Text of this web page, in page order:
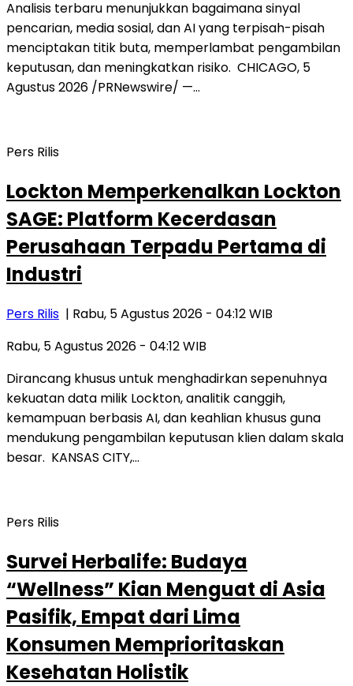
Analisis terbaru menunjukkan bagaimana sinyal
pencarian, media sosial, dan AI yang terpisah-pisah
menciptakan titik buta, memperlambat pengambilan
keputusan, dan meningkatkan risiko. CHICAGO, 5
Agustus 2026 /PRNewswire/ —…
Pers Rilis
Lockton Memperkenalkan Lockton
SAGE: Platform Kecerdasan
Perusahaan Terpadu Pertama di
Industri
Pers Rilis | Rabu, 5 Agustus 2026 - 04:12 WIB
Rabu, 5 Agustus 2026 - 04:12 WIB
Dirancang khusus untuk menghadirkan sepenuhnya
kekuatan data milik Lockton, analitik canggih,
kemampuan berbasis AI, dan keahlian khusus guna
mendukung pengambilan keputusan klien dalam skala
besar. KANSAS CITY,…
Pers Rilis
Survei Herbalife: Budaya
“Wellness” Kian Menguat di Asia
Pasifik, Empat dari Lima
Konsumen Memprioritaskan
Kesehatan Holistik